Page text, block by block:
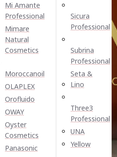
Mi Amante
Professional
Mimare
Natural
Cosmetics
Moroccanoil
OLAPLEX
Orofluido
OWAY
Oyster
Cosmetics
Panasonic
Sicura
Professional
Subrina
Professional
Seta &
Lino
Three3
Professional
UNA
Yellow